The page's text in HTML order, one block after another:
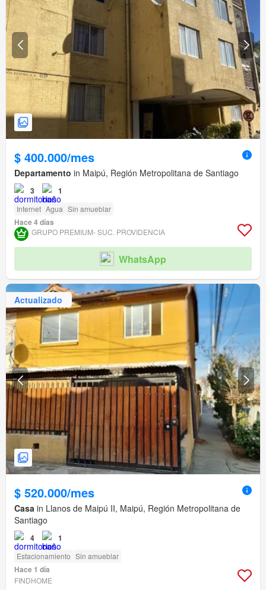
$ 400.000/mes
Departamento in Maipú, Región Metropolitana de Santiago
3 1
Internet Agua Sin amueblar
Hace 4 días
GRUPO PREMIUM- SUC. PROVIDENCIA
WhatsApp
Actualizado
$ 520.000/mes
Casa in Llanos de Maipú II, Maipú, Región Metropolitana de
Santiago
4 1
Estacionamiento Sin amueblar
Hace 1 día
FINDHOME